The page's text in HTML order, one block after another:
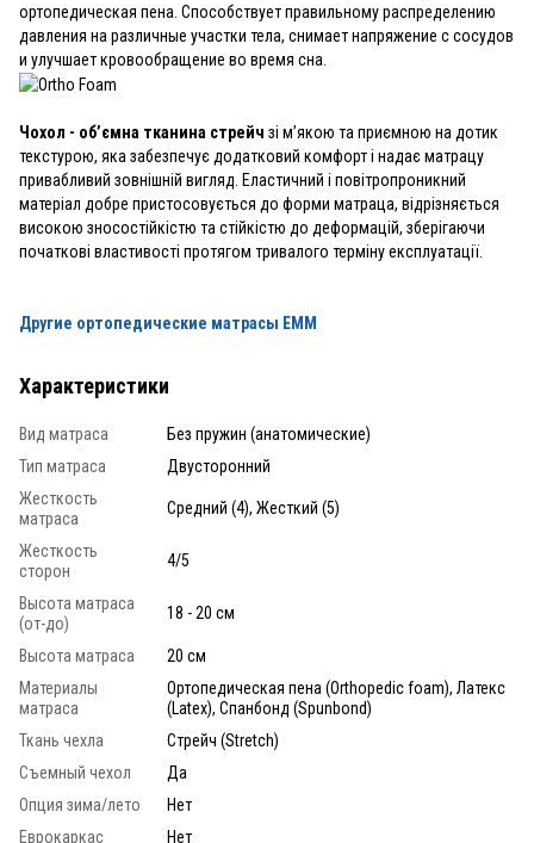
ортопедическая пена. Способствует правильному распределению
давления на различные участки тела, снимает напряжение с сосудов
и улучшает кровообращение во время сна.
Чохол - об’ємна тканина стрейч зі м’якою та приємною на дотик
текстурою, яка забезпечує додатковий комфорт і надає матрацу
привабливий зовнішній вигляд. Еластичний і повітропроникний
матеріал добре пристосовується до форми матраца, відрізняється
високою зносостійкістю та стійкістю до деформацій, зберігаючи
початкові властивості протягом тривалого терміну експлуатації.
Другие ортопедические матрасы EMM
Характеристики
Вид матраса
Без пружин (анатомические)
Тип матраса
Двусторонний
Жесткость
матраса
Средний (4), Жесткий (5)
Жесткость
сторон
4/5
Высота матраса
(от-до)
18 - 20 см
Высота матраса
20 см
Материалы
матраса
Ортопедическая пена (Orthopedic foam), Латекс
(Latex), Спанбонд (Spunbond)
Ткань чехла
Стрейч (Stretch)
Съемный чехол
Да
Опция зима/лето
Нет
Еврокаркас
Нет